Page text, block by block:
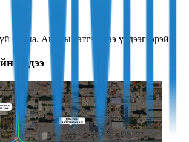
байна. Анхны сэтгэгдлээ үлдээгээрэй!
мэдээ